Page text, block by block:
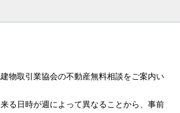
物取引業協会の不動産無料相談をご案内い
る日時が週によって異なることから、事前